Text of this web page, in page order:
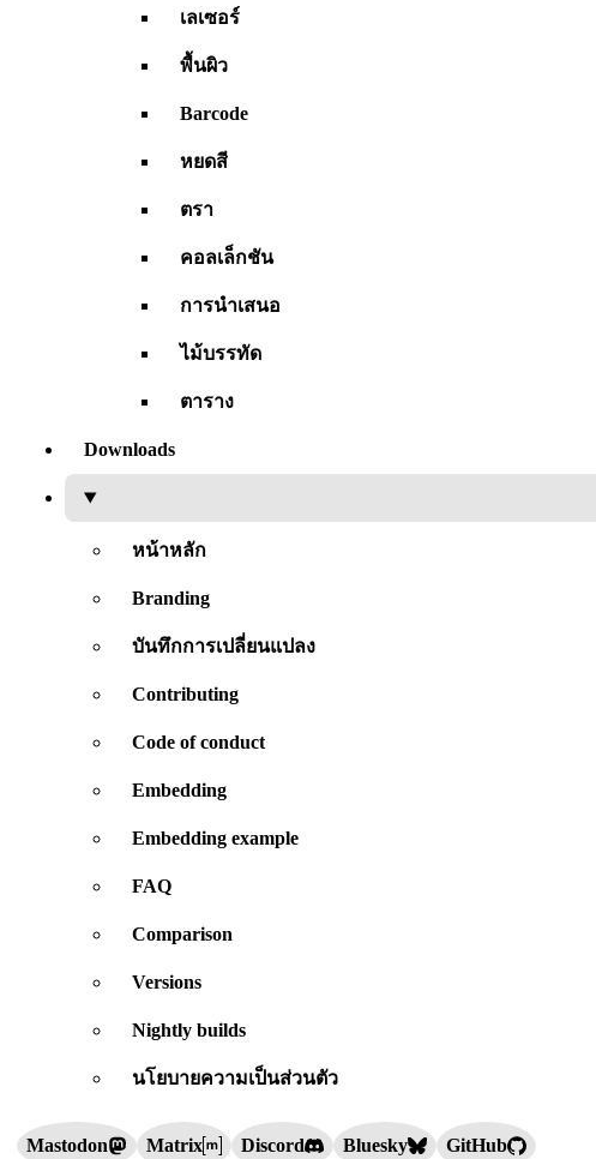
เลเซอร์
พื้นผิว
Barcode
หยดสี
ตรา
คอลเล็กชัน
การนำเสนอ
ไม้บรรทัด
ตาราง
Downloads
หน้าหลัก
Branding
บันทึกการเปลี่ยนแปลง
Contributing
Code of conduct
Embedding
Embedding example
FAQ
Comparison
Versions
Nightly builds
นโยบายความเป็นส่วนตัว
Mastodon Matrix Discord Bluesky
GitHub